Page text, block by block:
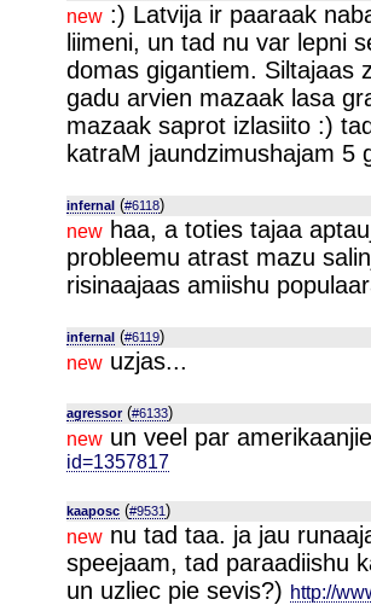
new :) Latvija ir paaraak
liimeni, un tad nu var lepni
domas gigantiem. Siltajaas
gadu arvien mazaak lasa
mazaak saprot izlasiito :)
katraM jaundzimushajam 5
infernal (#6118)
new haa, a toties tajaa
probleemu atrast mazu
risinaajaas amiishu
infernal (#6119)
new uzjas...
agressor(#6133)
new un veel par
id=1357817
kaaposc (#9531)
new nu tad taa. ja jau
speejaam, tad paraadiishu
un uzliec pie sevis?) http://